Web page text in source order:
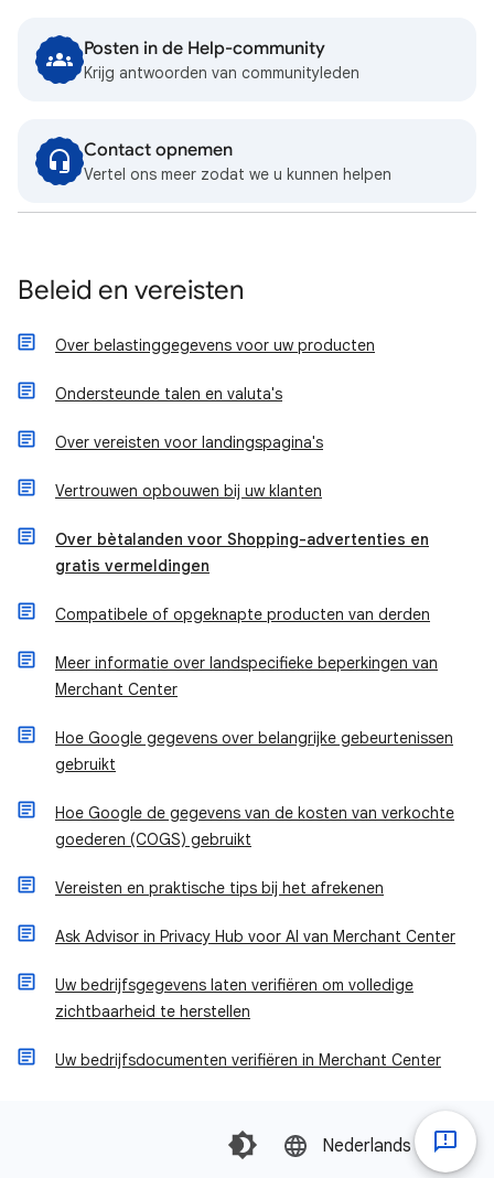
Posten in de Help-community
Krijg antwoorden van communityleden
Contact opnemen
Vertel ons meer zodat we u kunnen helpen
Beleid en vereisten
Over belastinggegevens voor uw producten
Ondersteunde talen en valuta's
Over vereisten voor landingspagina's
Vertrouwen opbouwen bij uw klanten
Over bètalanden voor Shopping-advertenties en
gratis vermeldingen
Compatibele of opgeknapte producten van derden
Meer informatie over landspecifieke beperkingen van
Merchant Center
Hoe Google gegevens over belangrijke gebeurtenissen
gebruikt
Hoe Google de gegevens van de kosten van verkochte
goederen (COGS) gebruikt
Vereisten en praktische tips bij het afrekenen
Ask Advisor in Privacy Hub voor AI van Merchant Center
Uw bedrijfsgegevens laten verifiëren om volledige
zichtbaarheid te herstellen
Uw bedrijfsdocumenten verifiëren in Merchant Center
Nederlands‎